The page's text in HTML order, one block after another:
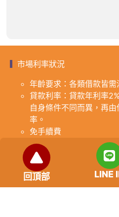
市場利率狀況
年齡要求：各類借款皆需
貸款利率：貸款年利率
自身條件不同而異，再
率。
免手續費
還款期限：最短1個月，
方協議而訂。
範例試算：小明急需現金
後選定金主，雙方簽定於
利率12%計算，每月利
回頂部 LINE